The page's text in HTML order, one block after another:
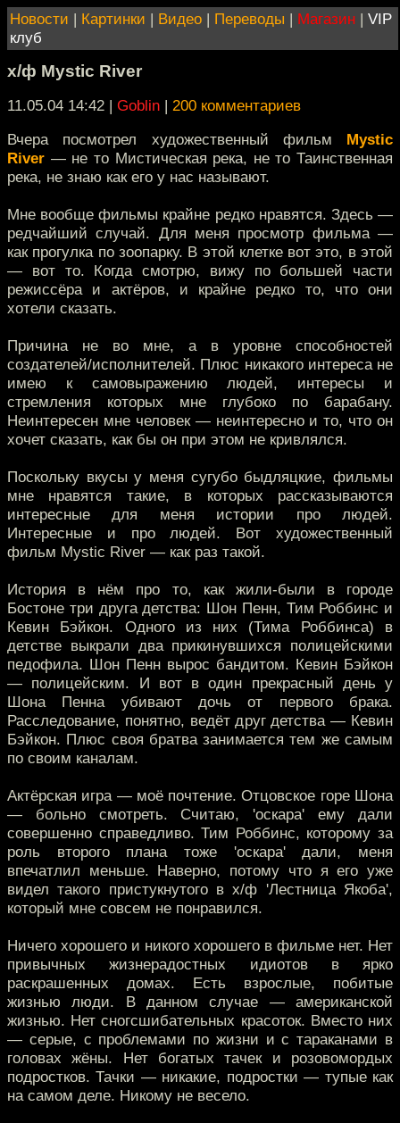
Новости | Картинки | Видео | Переводы | Магазин | VIP
клуб
х/ф Mystic River
11.05.04 14:42 | Goblin | 200 комментариев
Вчера посмотрел художественный фильм Mystic
River — не то Мистическая река, не то Таинственная
река, не знаю как его у нас называют.
Мне вообще фильмы крайне редко нравятся. Здесь —
редчайший случай. Для меня просмотр фильма —
как прогулка по зоопарку. В этой клетке вот это, в этой
— вот то. Когда смотрю, вижу по большей части
режиссёра и актёров, и крайне редко то, что они
хотели сказать.
Причина не во мне, а в уровне способностей
создателей/исполнителей. Плюс никакого интереса не
имею к самовыражению людей, интересы и
стремления которых мне глубоко по барабану.
Неинтересен мне человек — неинтересно и то, что он
хочет сказать, как бы он при этом не кривлялся.
Поскольку вкусы у меня сугубо быдляцкие, фильмы
мне нравятся такие, в которых рассказываются
интересные для меня истории про людей.
Интересные и про людей. Вот художественный
фильм Mystic River — как раз такой.
История в нём про то, как жили-были в городе
Бостоне три друга детства: Шон Пенн, Тим Роббинс и
Кевин Бэйкон. Одного из них (Тима Роббинса) в
детстве выкрали два прикинувшихся полицейскими
педофила. Шон Пенн вырос бандитом. Кевин Бэйкон
— полицейским. И вот в один прекрасный день у
Шона Пенна убивают дочь от первого брака.
Расследование, понятно, ведёт друг детства — Кевин
Бэйкон. Плюс своя братва занимается тем же самым
по своим каналам.
Актёрская игра — моё почтение. Отцовское горе Шона
— больно смотреть. Считаю, 'оскара' ему дали
совершенно справедливо. Тим Роббинс, которому за
роль второго плана тоже 'оскара' дали, меня
впечатлил меньше. Наверно, потому что я его уже
видел такого пристукнутого в х/ф 'Лестница Якоба',
который мне совсем не понравился.
Ничего хорошего и никого хорошего в фильме нет. Нет
привычных жизнерадостных идиотов в ярко
раскрашенных домах. Есть взрослые, побитые
жизнью люди. В данном случае — американской
жизнью. Нет сногсшибательных красоток. Вместо них
— серые, с проблемами по жизни и с тараканами в
головах жёны. Нет богатых тачек и розовомордых
подростков. Тачки — никакие, подростки — тупые как
на самом деле. Никому не весело.